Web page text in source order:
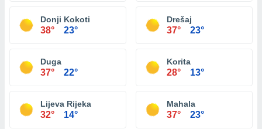
Donji Kokoti
38° 23°
Drešaj
37° 23°
Duga
37° 22°
Korita
28° 13°
Lijeva Rijeka
32° 14°
Mahala
37° 23°